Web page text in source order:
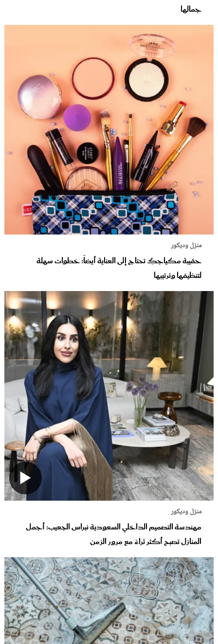
جمالها
منزل وديكور
حقيبة مكياجكِ تحتاج إلى العناية أيضاً: خطوات سهلة
لتنظيفها وترتيبها
منزل وديكور
مهندسة التصميم الداخلي السعودية نبراس الجعيب: أجمل
المنازل تصبح أكثر ثراءً مع مرور الزمن